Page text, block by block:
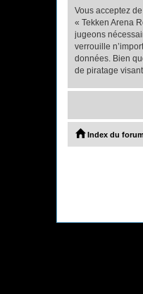
Vous acceptez
« Tekken Arena
jugeons
verrouille
données. Bien
de piratage
Index du forum